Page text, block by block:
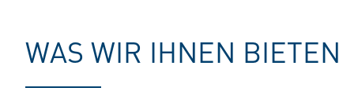
WAS WIR IHNEN BIETEN